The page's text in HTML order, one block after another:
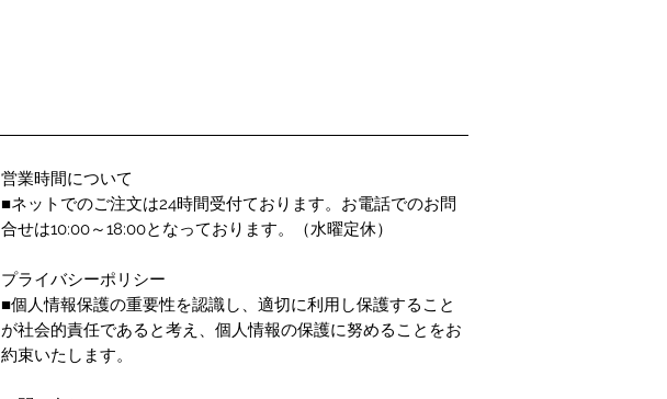
営業時間について
■ネットでのご注文は24時間受付ております。お電話でのお問
合せは10:00～18:00となっております。（水曜定休）
プライバシーポリシー
■個人情報保護の重要性を認識し、適切に利用し保護すること
が社会的責任であると考え、個人情報の保護に努めることをお
約束いたします。